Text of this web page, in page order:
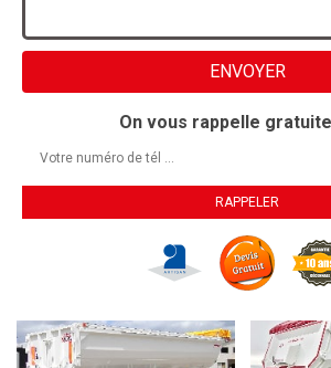
On vous rappelle